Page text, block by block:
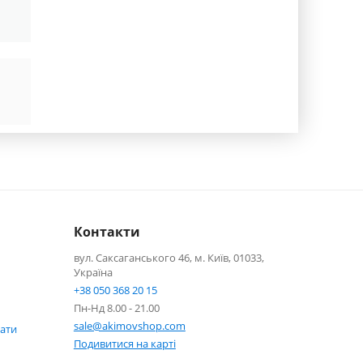
Контакти
вул. Саксаганського 46, м. Київ, 01033,
Україна
+38 050 368 20 15
Пн-Нд 8.00 - 21.00
sale@akimovshop.com
Подивитися на карті